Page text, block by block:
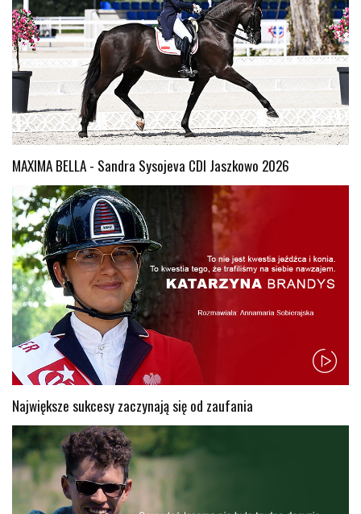
MAXIMA BELLA - Sandra Sysojeva CDI Jaszkowo 2026
Największe sukcesy zaczynają się od zaufania